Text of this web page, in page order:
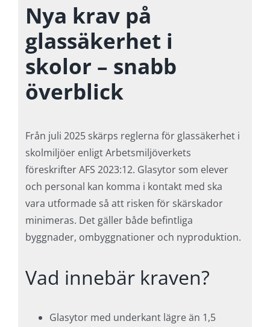
Nya krav på
glassäkerhet i
skolor – snabb
överblick
Från juli 2025 skärps reglerna för glassäkerhet i
skolmiljöer enligt Arbetsmiljöverkets
föreskrifter AFS 2023:12. Glasytor som elever
och personal kan komma i kontakt med ska
vara utformade så att risken för skärskador
minimeras. Det gäller både befintliga
byggnader, ombyggnationer och nyproduktion.
Vad innebär kraven?
Glasytor med underkant lägre än 1,5